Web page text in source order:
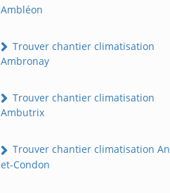
Ambléon
Trouver chantier climatisation
Ambronay
Trouver chantier climatisation
Ambutrix
Trouver chantier climatisation
et-Condon